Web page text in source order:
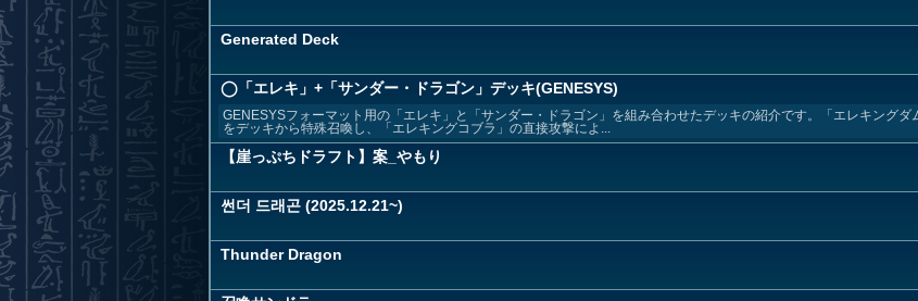
Generated Deck
◯「エレキ」+「サンダー・ドラゴン」デッキ(GENESYS)
GENESYSフォーマット用の「エレキ」と「サンダー・ドラゴン」を組み合わせたデッキの紹介です。「エレキングダ
をデッキから特殊召喚し、「エレキングコブラ」の直接攻撃によ...
【崖っぷちドラフト】案_やもり
썬더 드래곤 (2025.12.21~)
Thunder Dragon